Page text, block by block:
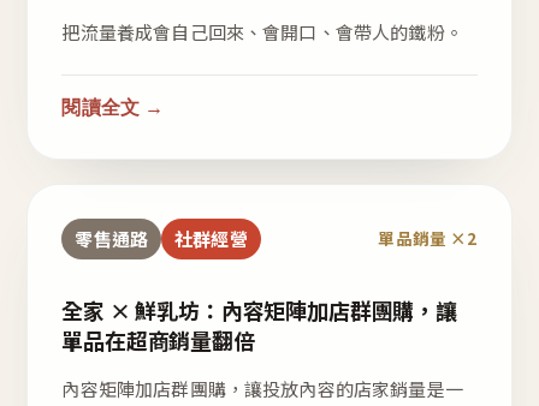
把流量養成會自己回來、會開口、會帶人的鐵粉。
閱讀全文 →
零售通路 社群經營 單品銷量 ×2
全家 × 鮮乳坊：內容矩陣加店群團購，讓
單品在超商銷量翻倍
內容矩陣加店群團購，讓投放內容的店家銷量是一